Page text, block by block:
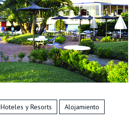
Hoteles y Resorts Alojamiento